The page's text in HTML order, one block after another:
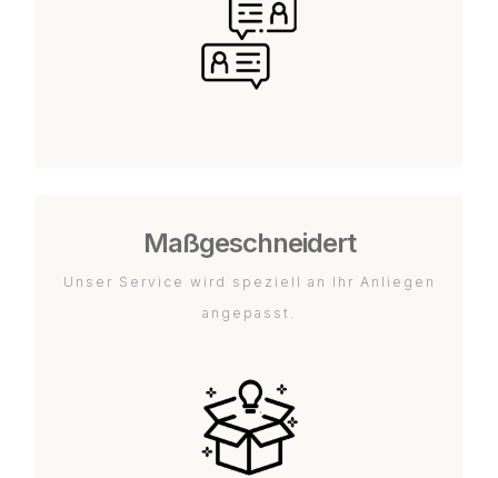
Maßgeschneidert
Unser Service wird speziell an Ihr Anliegen
angepasst.